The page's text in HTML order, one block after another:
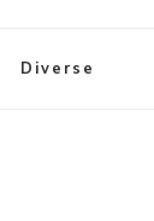
Diverse